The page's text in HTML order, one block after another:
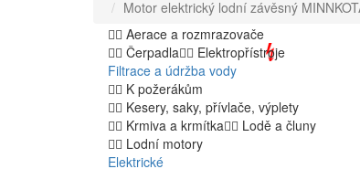
Motor elektrický lodní závěsný
Aerace a rozmrazovače
Čerpadla
Elektropřístroje
Filtrace a údržba vody
K požerákům
Kesery, saky, přívlače, výplety
Krmiva a krmítka
Lodě a čluny
Lodní motory
Elektrické